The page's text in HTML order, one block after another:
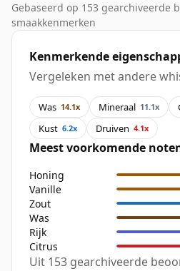
Gebaseerd op 153 gearchiveerde
smaakkenmerken
Kenmerkende
Vergeleken met andere
Was 14.1x Mineraal 11.1x
Kust 6.2x Druiven 4.1x
Meest voorkomende
Honing
Vanille
Zout
Was
Rijk
Citrus
Uit 153 gearchiveerde